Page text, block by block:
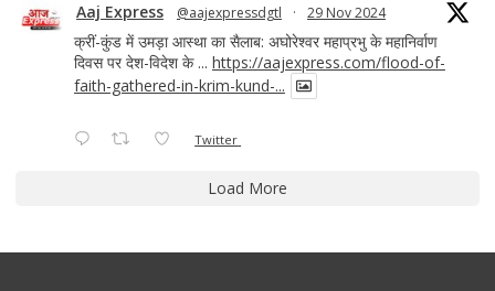
Aaj Express @aajexpressdgtl · 29 Nov 2024
क्रीं-कुंड में उमड़ा आस्था का सैलाब: अघोरेश्वर महाप्रभु के महानिर्वाण
दिवस पर देश-विदेश के ... https://aajexpress.com/flood-of-
faith-gathered-in-krim-kund-...
Twitter
Load More